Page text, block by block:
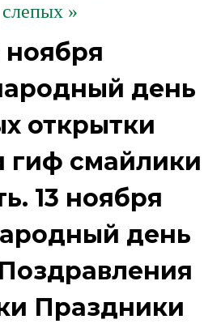
слепых »
ноября
день
открытки
гиф смайлики
13 ноября
день
Праздники